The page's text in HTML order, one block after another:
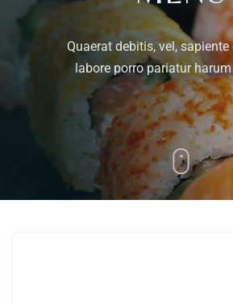
Quaerat debitis, vel,
labore porro pariatur